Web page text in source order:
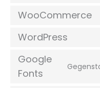
WooCommerce
WordPress
Google
Fonts